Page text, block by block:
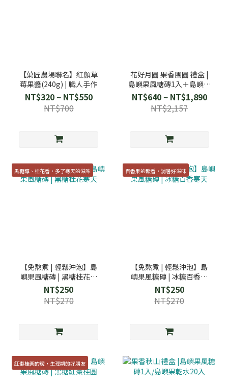
【菓匠農場聯名】紅顏草
莓果醬(240g) | 職人手作
NT$320 ~ NT$550
NT$700
花好月圓 果香團圓 禮盒 |
島嶼果風糖磚1入＋島嶼雪
Q餅1入
NT$640 ~ NT$1,890
NT$2,157
黑糖醇、桂花香，多了寒天的滋味
【免熬煮 | 輕鬆沖泡】島
嶼果風糖磚 | 黑糖桂花寒
天
NT$250
NT$270
百香果的酸香，消暑好滋味
【免熬煮 | 輕鬆沖泡】島
嶼果風糖磚 | 冰糖百香寒
天
NT$250
NT$270
紅棗桂圓的暖，生理期的好朋友